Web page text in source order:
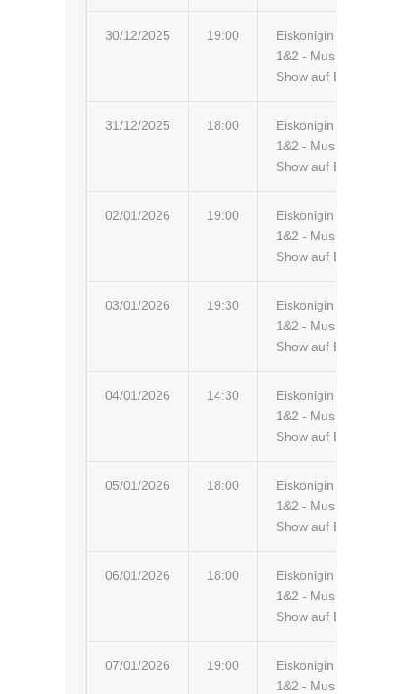
30/12/2025 19:00
Eiskönigin
1&2 - Musik-
Show auf Eis
31/12/2025 18:00
Eiskönigin
1&2 - Musik-
Show auf Eis
02/01/2026 19:00
Eiskönigin
1&2 - Musik-
Show auf Eis
03/01/2026 19:30
Eiskönigin
1&2 - Musik-
Show auf Eis
04/01/2026 14:30
Eiskönigin
1&2 - Musik-
Show auf Eis
05/01/2026 18:00
Eiskönigin
1&2 - Musik-
Show auf Eis
06/01/2026 18:00
Eiskönigin
1&2 - Musik-
Show auf Eis
07/01/2026 19:00
Eiskönigin
1&2 - Musik-